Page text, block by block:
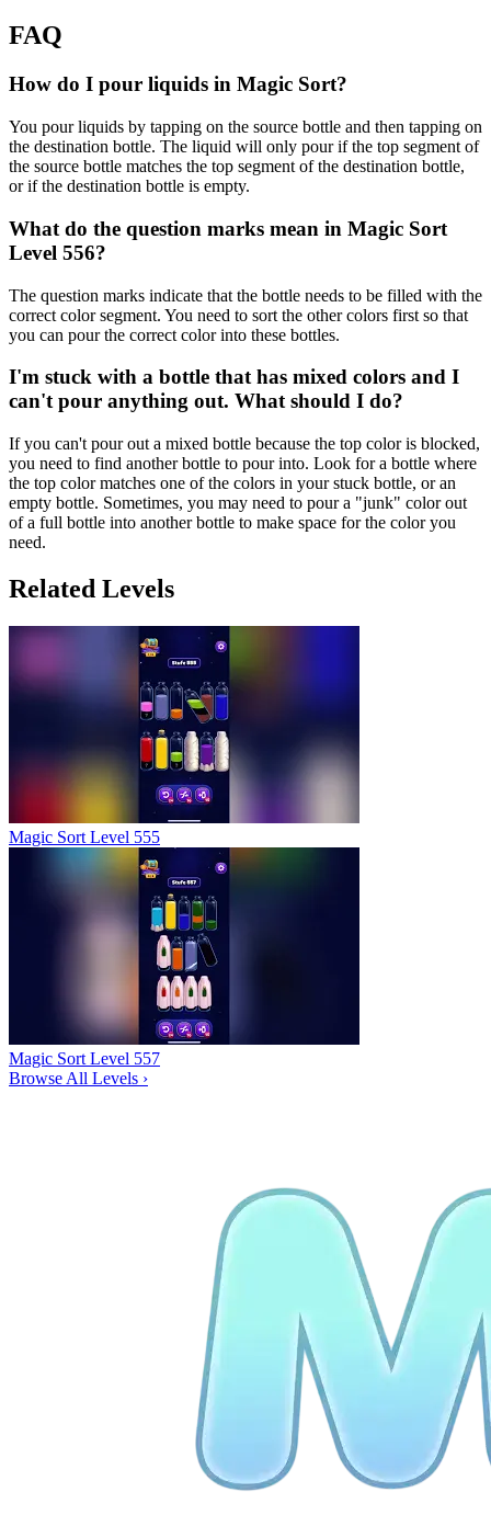
FAQ
How do I pour liquids in Magic Sort?
You pour liquids by tapping on the source bottle and then tapping on
the destination bottle. The liquid will only pour if the top segment of
the source bottle matches the top segment of the destination bottle,
or if the destination bottle is empty.
What do the question marks mean in Magic Sort
Level 556?
The question marks indicate that the bottle needs to be filled with the
correct color segment. You need to sort the other colors first so that
you can pour the correct color into these bottles.
I'm stuck with a bottle that has mixed colors and I
can't pour anything out. What should I do?
If you can't pour out a mixed bottle because the top color is blocked,
you need to find another bottle to pour into. Look for a bottle where
the top color matches one of the colors in your stuck bottle, or an
empty bottle. Sometimes, you may need to pour a "junk" color out
of a full bottle into another bottle to make space for the color you
need.
Related Levels
Magic Sort Level 555
Magic Sort Level 557
Browse All Levels ›